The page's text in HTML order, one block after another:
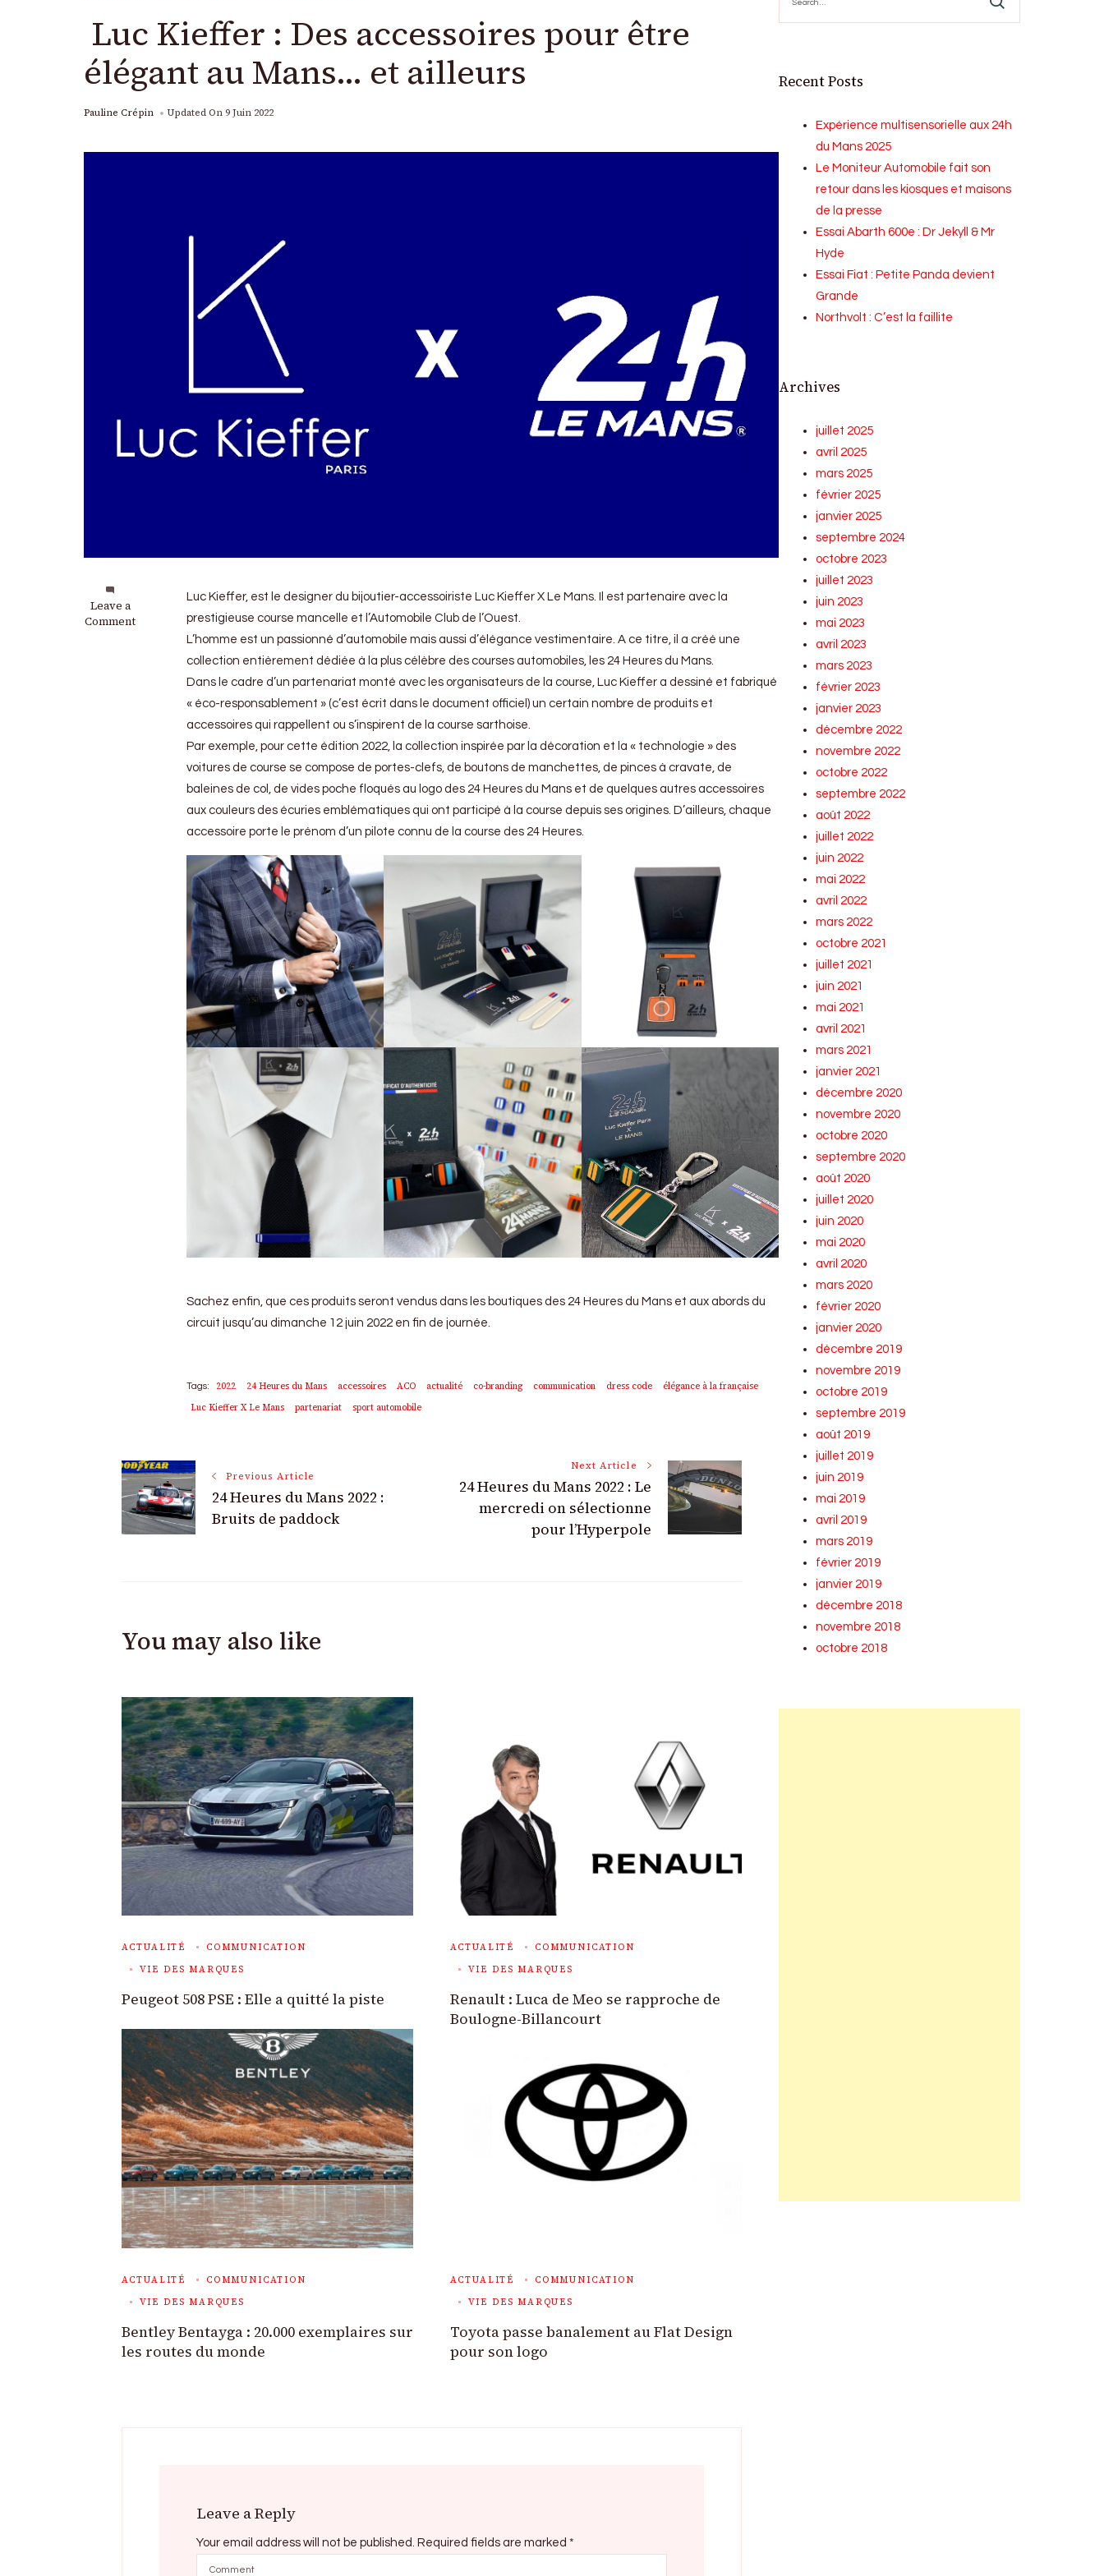
Luc Kieffer : Des accessoires pour être
élégant au Mans… et ailleurs
Pauline Crépin Updated On9 Juin 2022
Leave a
Comment
on
Luc
Luc Kieffer, est le designer du bijoutier-accessoiriste Luc Kieffer X Le Mans. Il est partenaire avec la
prestigieuse course mancelle et l’Automobile Club de l’Ouest.
L’homme est un passionné d’automobile mais aussi d’élégance vestimentaire. A ce titre, il a créé une
collection entièrement dédiée à la plus célèbre des courses automobiles, les 24 Heures du Mans.
Dans le cadre d’un partenariat monté avec les organisateurs de la course, Luc Kieffer a dessiné et fabriqué
« éco-responsablement » (c’est écrit dans le document officiel) un certain nombre de produits et
accessoires qui rappellent ou s’inspirent de la course sarthoise.
Par exemple, pour cette édition 2022, la collection inspirée par la décoration et la « technologie » des
voitures de course se compose de portes-clefs, de boutons de manchettes, de pinces à cravate, de
baleines de col, de vides poche floqués au logo des 24 Heures du Mans et de quelques autres accessoires
aux couleurs des écuries emblématiques qui ont participé à la course depuis ses origines. D’ailleurs, chaque
accessoire porte le prénom d’un pilote connu de la course des 24 Heures.
Sachez enfin, que ces produits seront vendus dans les boutiques des 24 Heures du Mans et aux abords du
circuit jusqu’au dimanche 12 juin 2022 en fin de journée.
Tags: 2022 24 Heures du Mans accessoires ACO actualité co-branding communication dress code
élégance à la française
Luc Kieffer X Le Mans
partenariat sport automobile
Post
Navigation
Previous Article
24 Heures du Mans 2022 :
Bruits de paddock
Next Article
24 Heures du Mans 2022 : Le
mercredi on sélectionne
pour l’Hyperpole
You may also like
ACTUALITÉ
COMMUNICATION
VIE DES MARQUES
Peugeot 508 PSE : Elle a quitté la piste
ACTUALITÉ
COMMUNICATION
VIE DES MARQUES
Renault : Luca de Meo se rapproche de
Boulogne-Billancourt
ACTUALITÉ
COMMUNICATION
VIE DES MARQUES
Bentley Bentayga : 20.000 exemplaires sur
les routes du monde
ACTUALITÉ
COMMUNICATION
VIE DES MARQUES
Toyota passe banalement au Flat Design
pour son logo
Leave a Reply
Your email address will not be published. Required fields are marked *
Recent Posts
Expérience multisensorielle aux 24h
du Mans 2025
Le Moniteur Automobile fait son
retour dans les kiosques et maisons
de la presse
Essai Abarth 600e : Dr Jekyll & Mr
Hyde
Essai Fiat : Petite Panda devient
Grande
Northvolt : C’est la faillite
Archives
juillet 2025
avril 2025
mars 2025
février 2025
janvier 2025
septembre 2024
octobre 2023
juillet 2023
juin 2023
mai 2023
avril 2023
mars 2023
février 2023
janvier 2023
décembre 2022
novembre 2022
octobre 2022
septembre 2022
août 2022
juillet 2022
juin 2022
mai 2022
avril 2022
mars 2022
octobre 2021
juillet 2021
juin 2021
mai 2021
avril 2021
mars 2021
janvier 2021
décembre 2020
novembre 2020
octobre 2020
septembre 2020
août 2020
juillet 2020
juin 2020
mai 2020
avril 2020
mars 2020
février 2020
janvier 2020
décembre 2019
novembre 2019
octobre 2019
septembre 2019
août 2019
juillet 2019
juin 2019
mai 2019
avril 2019
mars 2019
février 2019
janvier 2019
décembre 2018
novembre 2018
octobre 2018